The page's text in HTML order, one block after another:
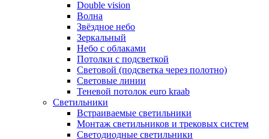
Double vision
Волна
Звёздное небо
Зеркальный
Небо с облаками
Потолки с подсветкой
Световой (подсветка через полотно)
Световые линии
Теневой потолок euro kraab
Светильники
Встраиваемые светильники
Монтаж светильников и трековых систем
Светодиодные светильники